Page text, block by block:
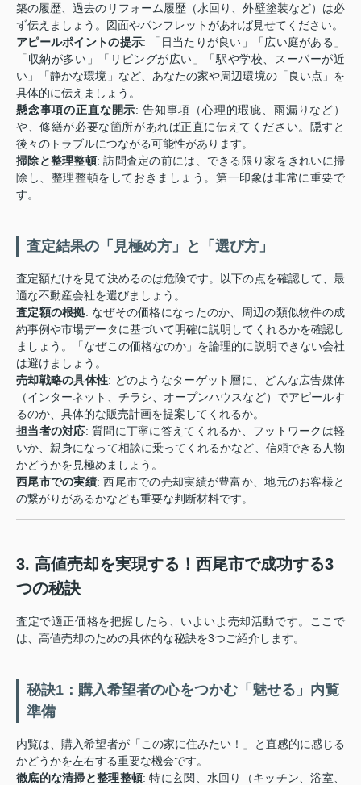
築の履歴、過去のリフォーム履歴（水回り、外壁塗装など）は必
ず伝えましょう。図面やパンフレットがあれば見せてください。
アピールポイントの提示: 「日当たりが良い」「広い庭がある」
「収納が多い」「リビングが広い」「駅や学校、スーパーが近
い」「静かな環境」など、あなたの家や周辺環境の「良い点」を
具体的に伝えましょう。
懸念事項の正直な開示: 告知事項（心理的瑕疵、雨漏りなど）
や、修繕が必要な箇所があれば正直に伝えてください。隠すと
後々のトラブルにつながる可能性があります。
掃除と整理整頓: 訪問査定の前には、できる限り家をきれいに掃
除し、整理整頓をしておきましょう。第一印象は非常に重要で
す。
査定結果の「見極め方」と「選び方」
査定額だけを見て決めるのは危険です。以下の点を確認して、最
適な不動産会社を選びましょう。
査定額の根拠: なぜその価格になったのか、周辺の類似物件の成
約事例や市場データに基づいて明確に説明してくれるかを確認し
ましょう。「なぜこの価格なのか」を論理的に説明できない会社
は避けましょう。
売却戦略の具体性: どのようなターゲット層に、どんな広告媒体
（インターネット、チラシ、オープンハウスなど）でアピールす
るのか、具体的な販売計画を提案してくれるか。
担当者の対応: 質問に丁寧に答えてくれるか、フットワークは軽
いか、親身になって相談に乗ってくれるかなど、信頼できる人物
かどうかを見極めましょう。
西尾市での実績: 西尾市での売却実績が豊富か、地元のお客様と
の繋がりがあるかなども重要な判断材料です。
3. 高値売却を実現する！西尾市で成功する3
つの秘訣
査定で適正価格を把握したら、いよいよ売却活動です。ここで
は、高値売却のための具体的な秘訣を3つご紹介します。
秘訣1：購入希望者の心をつかむ「魅せる」内覧
準備
内覧は、購入希望者が「この家に住みたい！」と直感的に感じる
かどうかを左右する重要な機会です。
徹底的な清掃と整理整頓: 特に玄関、水回り（キッチン、浴室、